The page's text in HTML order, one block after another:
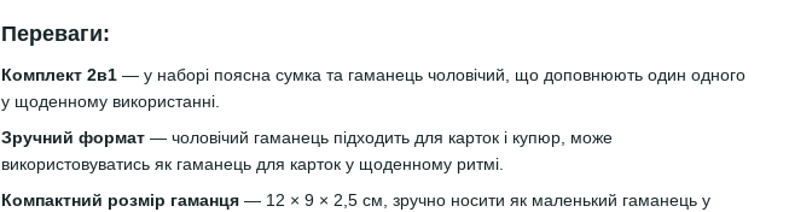
Переваги:
Комплект 2в1 — у наборі поясна сумка та гаманець чоловічий, що доповнюють один одного
у щоденному використанні.
Зручний формат — чоловічий гаманець підходить для карток і купюр, може
використовуватись як гаманець для карток у щоденному ритмі.
Компактний розмір гаманця — 12 × 9 × 2,5 см, зручно носити як маленький гаманець у